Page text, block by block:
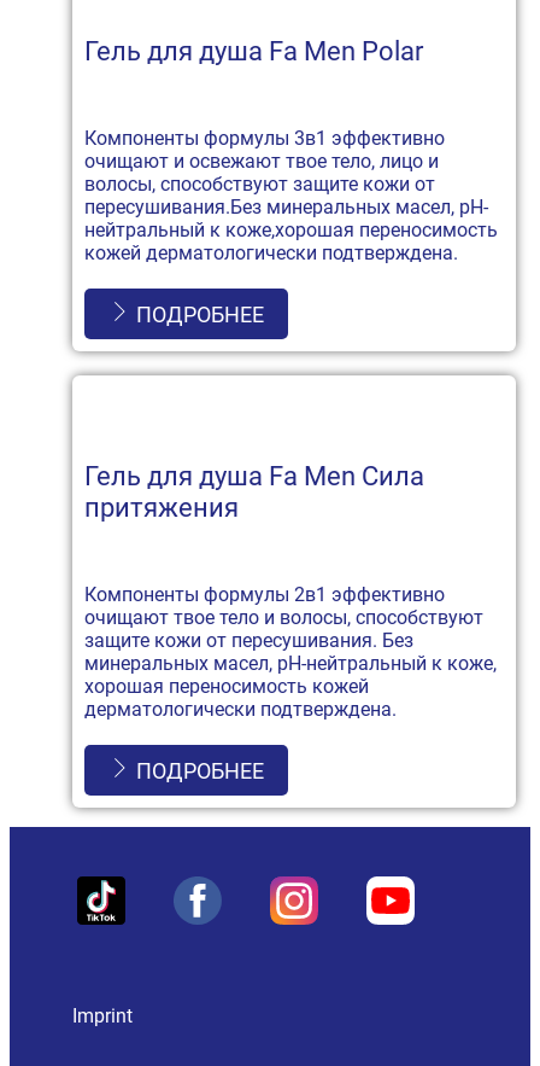
Гель для душа Fa Men Polar
Компоненты формулы 3в1 эффективно
очищают и освежают твое тело, лицо и
волосы, способствуют защите кожи от
пересушивания.Без минеральных масел, рН-
нейтральный к коже,хорошая переносимость
кожей дерматологически подтверждена.
ПОДРОБНЕЕ
Гель для душа Fa Men Сила
притяжения
Компоненты формулы 2в1 эффективно
очищают твое тело и волосы, способствуют
защите кожи от пересушивания. Без
минеральных масел, рН-нейтральный к коже,
хорошая переносимость кожей
дерматологически подтверждена.
ПОДРОБНЕЕ
Imprint